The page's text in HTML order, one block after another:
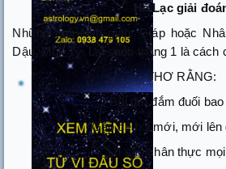
Hà Lạc giải
Những tuổi Nạp giáp: Giáp hoặc
Dậu, Mùi, Tỵ. Lại sanh tháng 1 là cách
THƠ RẰNG:
Bụi đời đắm đuối bao
Gặp dê hội mới, mới lên
Lo sao chân thực